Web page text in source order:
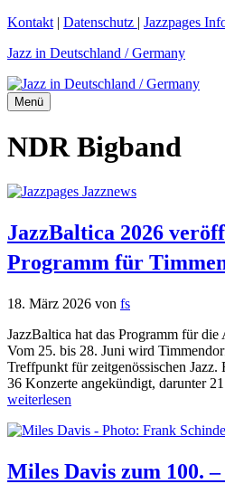
Zum
springen
Kontakt | Datenschutz | Jazzpages
Jazz in Deutschland / Germany
Menü
NDR Bigband
JazzBaltica 2026
Programm für
18. März 2026 von fs
JazzBaltica hat das Programm für
Vom 25. bis 28. Juni wird
Treffpunkt für zeitgenössischen Jazz.
36 Konzerte angekündigt, darunter
weiterlesen
Miles Davis zum 100.